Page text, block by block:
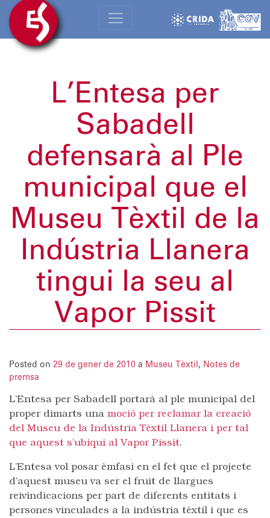
L’Entesa per
Sabadell
defensarà al Ple
municipal que el
Museu Tèxtil de la
Indústria Llanera
tingui la seu al
Vapor Pissit
Posted on 29 de gener de 2010 a Museu Tèxtil , Notes de
premsa
L’Entesa per Sabadell portarà al ple municipal del
proper dimarts una moció per reclamar la creació
del Museu de la Indústria Tèxtil Llanera i per tal
que aquest s’ubiqui al Vapor Pissit.
L’Entesa vol posar èmfasi en el fet que el projecte
d’aquest museu va ser el fruit de llargues
reivindicacions per part de diferents entitats i
persones vinculades a la indústria tèxtil i que es